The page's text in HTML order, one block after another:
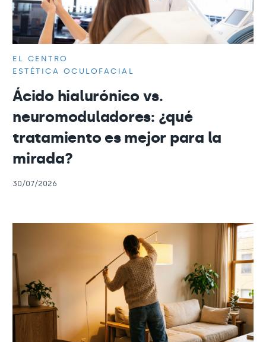
EL CENTRO
ESTÉTICA OCULOFACIAL
Ácido hialurónico vs.
neuromoduladores: ¿qué
tratamiento es mejor para la
mirada?
30/07/2026